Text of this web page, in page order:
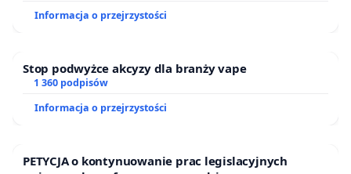
Puszczy Knyszyńskiej
Informacja o przejrzystości
Stop podwyżce akcyzy dla branży vape
1 360 podpisów
Informacja o przejrzystości
PETYCJA o kontynuowanie prac legislacyjnych